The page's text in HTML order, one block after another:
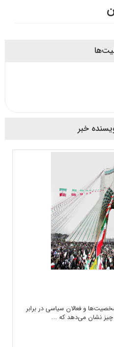
خبر
شخصیت‌ها و فعالان سیاسی در برابر
چیز نشان می‌دهد که ...